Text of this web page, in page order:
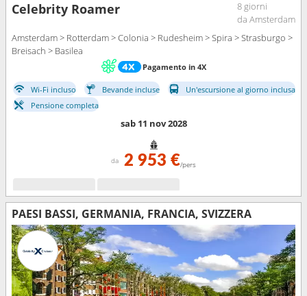
Celebrity Roamer
8 giorni
da Amsterdam
Amsterdam > Rotterdam > Colonia > Rudesheim > Spira > Strasburgo >
Breisach > Basilea
Pagamento in 4X
Wi-Fi incluso Bevande incluse
Un'escursione al giorno inclusa
Pensione completa
sab 11 nov 2028
da 2 953 €/pers
PAESI BASSI, GERMANIA, FRANCIA, SVIZZERA